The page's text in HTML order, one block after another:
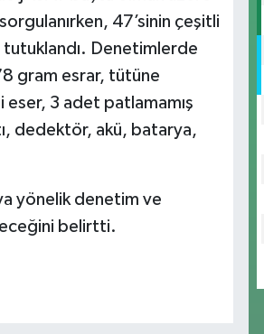
47’sinin çeşitli
tutuklandı. Denetimlerde
gram esrar, tütüne
3 adet patlamamış
dedektör, akü, batarya,
yönelik denetim ve
belirtti.